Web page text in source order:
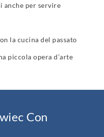
anche per servire
la cucina del passato
piccola opera d’arte
Con